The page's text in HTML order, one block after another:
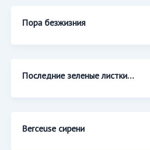
Пора безжизния
Последние зеленые листки…
Berceuse сирени